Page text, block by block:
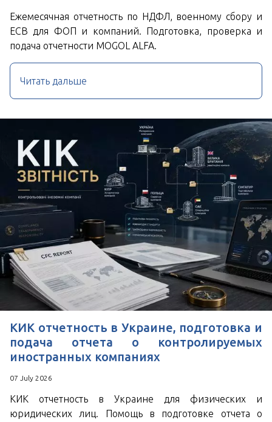
Ежемесячная отчетность по НДФЛ, военному сбору и
ЕСВ для ФОП и компаний. Подготовка, проверка и
подача отчетности MOGOL ALFA.
Читать дальше
КИК отчетность в Украине, подготовка и
подача отчета о контролируемых
иностранных компаниях
07 July 2026
КИК отчетность в Украине для физических и
юридических лиц. Помощь в подготовке отчета о